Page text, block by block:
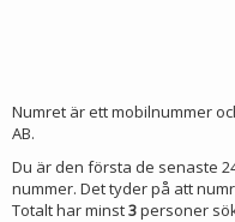
Numret är ett mobilnummer
AB.
Du är den första de senaste
nummer. Det tyder på att
Totalt har minst3personer